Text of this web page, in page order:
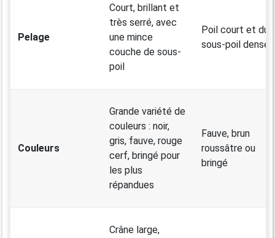
Pelage
Court, brillant et
très serré, avec
une mince
couche de sous-
poil
Poil court et dur,
sous-poil dense
Couleurs
Grande variété de
couleurs : noir,
gris, fauve, rouge
cerf, bringé pour
les plus
répandues
Fauve, brun
roussâtre ou
bringé
Crâne large,